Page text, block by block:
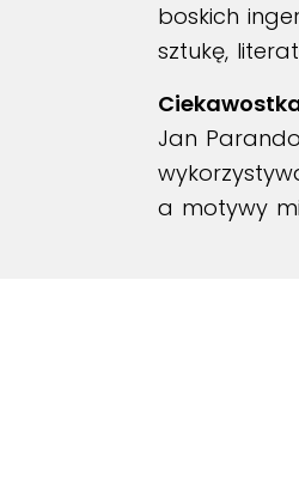
boskich
sztukę,
Jan
a motywy